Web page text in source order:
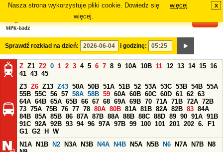
Nasza strona wykorzystuje pliki cookie. Dowiedz się
więcej.
więcej x
Sprawdź rozkład na dzień: i godzinę:
Z Z1 Z2 0 1 2 3 4 5 6 7 8 9 10A 10B 11 12 13 14 15 16
41 43 45
Z3 Z6 Z13 Z43 50A 50B 51A 51B 52 53A 53C 53B 54B 55A
55B 55C 56 57 58A 58B 59 60A 60B 60C 60D 61 62 63
64A 64B 65A 65B 66 67 68 69A 69B 70 71A 71B 72A 72B
73 75A 75B 76 77 78 80A 80B 81A 81B 82A 82B 83 84A
84B 85A 85B 86 87A 87B 88A 88B 88C 88D 89 90 91A 91B
91C 92A 92B 93 94 96 97A 97B 99 100 101 201 202 6.
F1
G1 G2 H
W
N1A
N1B N2 N3A N3B N4A N4B N5A N5B N6 N7A N7B
N8